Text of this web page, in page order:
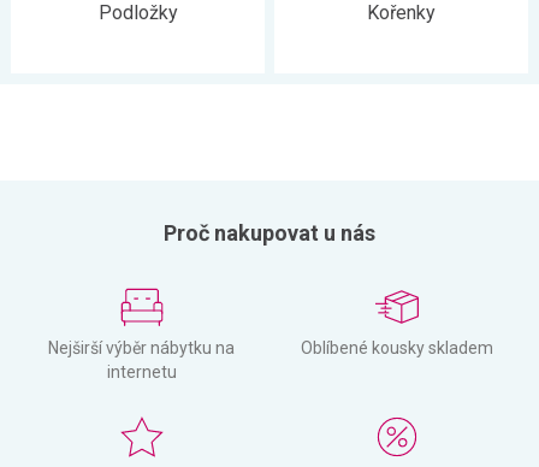
Podložky Kořenky
Proč nakupovat u nás
Nejširší výběr nábytku na
internetu
Oblíbené kousky skladem